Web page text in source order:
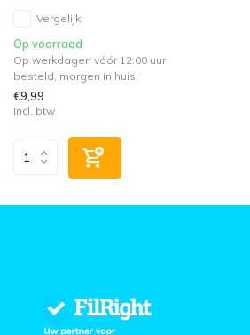
Vergelijk
Op voorraad
Op werkdagen vóór 12.00 uur
besteld, morgen in huis!
€9,99
Incl. btw